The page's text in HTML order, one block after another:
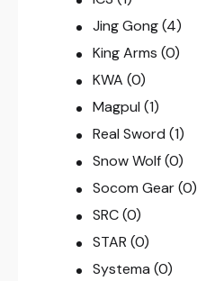
Jing Gong (4)
King Arms (0)
KWA (0)
Magpul (1)
Real Sword (1)
Snow Wolf (0)
Socom Gear (0)
SRC (0)
STAR (0)
Systema (0)